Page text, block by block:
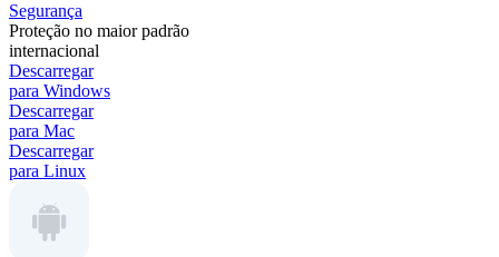
Segurança
Proteção no maior padrão
internacional
Descarregar
para Windows
Descarregar
para Mac
Descarregar
para Linux